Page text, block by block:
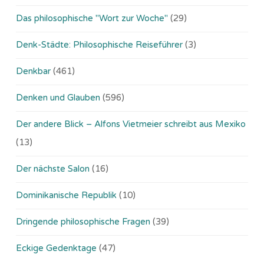
Das philosophische "Wort zur Woche" (29)
Denk-Städte: Philosophische Reiseführer (3)
Denkbar (461)
Denken und Glauben (596)
Der andere Blick – Alfons Vietmeier schreibt aus Mexiko
(13)
Der nächste Salon (16)
Dominikanische Republik (10)
Dringende philosophische Fragen (39)
Eckige Gedenktage (47)